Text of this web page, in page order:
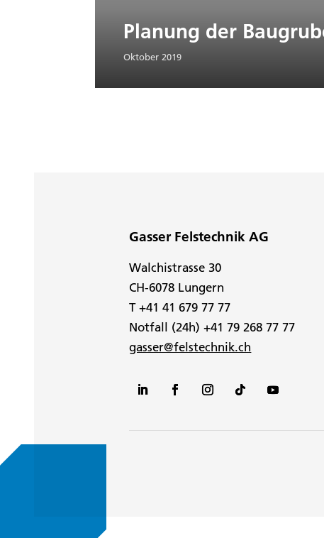
Planung der
Oktober 2019
Gasser Felstechnik AG
Walchistrasse 30
CH-6078 Lungern
T +41 41 679 77 77
Notfall (24h) +41 79 268 77 77
gasser@felstechnik.ch